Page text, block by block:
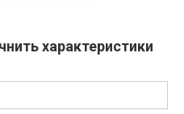
характеристики